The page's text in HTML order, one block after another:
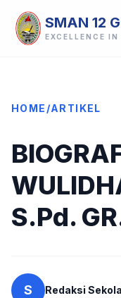
SMAN 12
EXCELLENCE
HOME /ARTIKEL
S.Pd.
S Redaksi